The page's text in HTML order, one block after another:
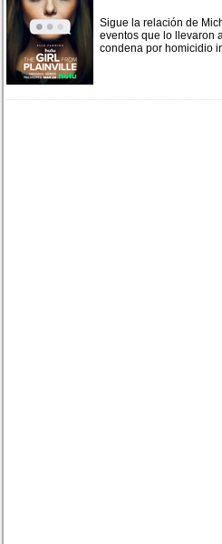
Sigue la relación de
eventos que lo llevaron
condena por homicidio